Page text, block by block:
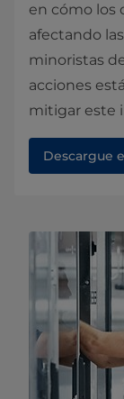
en cómo los
afectando
minoristas
acciones
mitigar este
Descargue